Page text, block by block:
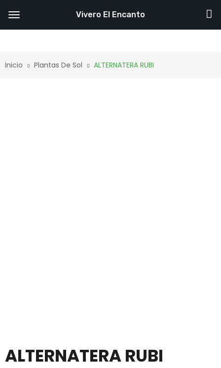
Inicio Plantas De Sol ALTERNATERA RUBI
ALTERNATERA RUBI
Vivero El Encanto